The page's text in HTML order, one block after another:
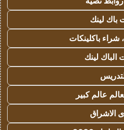
باك لينك
شراء باكلينكات
الباك لينك
عالم كبير
الاشراق